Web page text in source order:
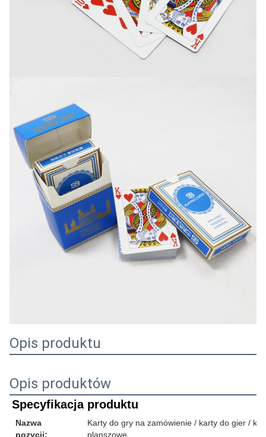
Opis produktu
Opis produktów
Specyfikacja produktu
Nazwa
pozycji:
Karty do gry na zamówienie / karty do gier /
planszowe